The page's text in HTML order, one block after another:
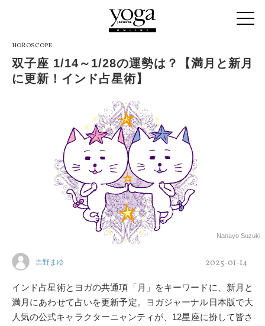
HOROSCOPE
双子座 1/14～1/28の運勢は？【満月と新月
に更新！インド占星術】
Nanayo Suzuki
吉野まゆ 2025-01-14
インド占星術とヨガの共通項「月」をキーワードに、新月と
満月にあわせて占いを更新予定。ヨガジャーナル日本版で大
人気の公式キャラクターニャンティが、12星座に扮して皆さ